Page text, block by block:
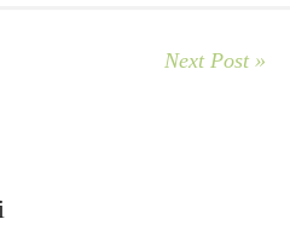
Next Post »